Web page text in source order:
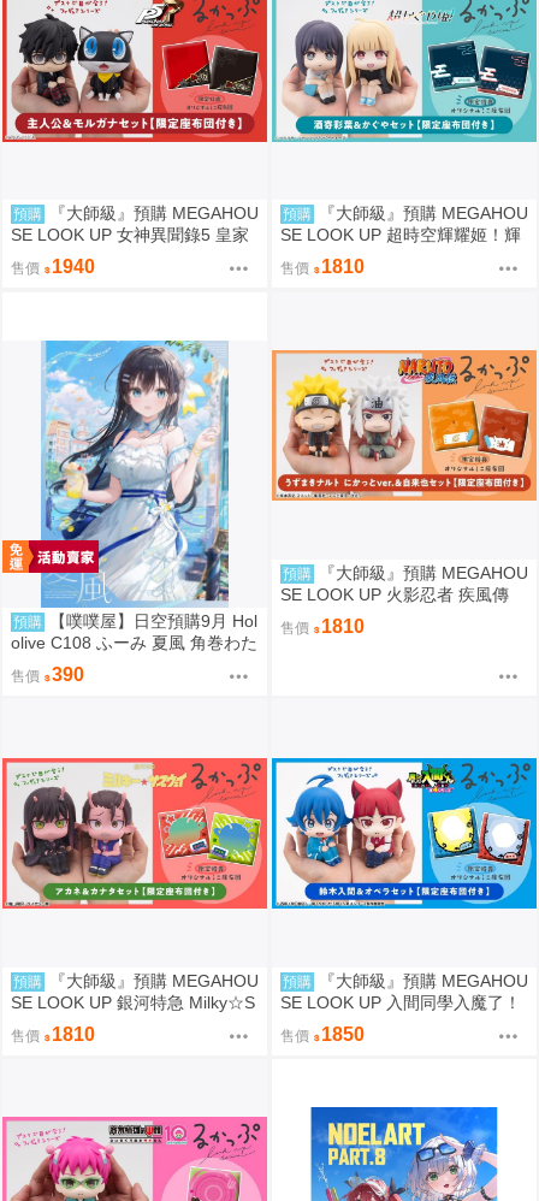
預購
『大師級』預購 MEGAHOU
SE LOOK UP 女神異聞錄5 皇家
版 主人公＆摩爾加納 套組 附特
典
售價 1940
預購
『大師級』預購 MEGAHOU
SE LOOK UP 超時空輝耀姬！輝
耀&酒寄彩葉 套組 附特典
售價 1810
預購
【噗噗屋】日空預購9月 Hol
olive C108 ふーみ 夏風 角巻わた
角卷綿芽 watame
售價 390
預購
『大師級』預購 MEGAHOU
SE LOOK UP 火影忍者 疾風傳
漩渦鳴人＆自來也 套組 附特典
售價 1810
預購
『大師級』預購 MEGAHOU
SE LOOK UP 銀河特急 Milky☆S
ubway 朱音＆鐵多 套組 附特典
售價 1810
預購
『大師級』預購 MEGAHOU
SE LOOK UP 入間同學入魔了！
鈴木入間＆歐佩拉 套組 附特典
售價 1850